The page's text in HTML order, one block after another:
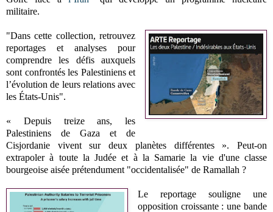
militaire.
"Dans cette collection, retrouvez
reportages et analyses pour
comprendre les défis auxquels
sont confrontés les Palestiniens et
l’évolution de leurs relations avec
les États-Unis".
« Depuis treize ans, les
Palestiniens de Gaza et de
Cisjordanie vivent sur deux planètes différentes ». Peut-on
extrapoler à toute la Judée et à la Samarie la vie d'une classe
bourgeoise aisée prétendument "occidentalisée" de Ramallah ?
Le reportage souligne une
opposition croissante : une bande